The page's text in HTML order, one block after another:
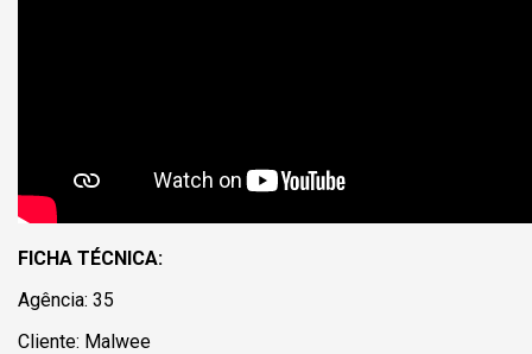
FICHA TÉCNICA:
Agência: 35
Cliente: Malwee